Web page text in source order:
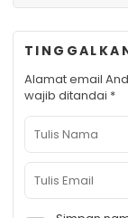
Alamat email
wajib ditandai *